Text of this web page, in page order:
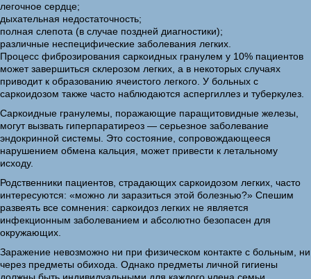
легочное сердце;
дыхательная недостаточность;
полная слепота (в случае поздней диагностики);
различные неспецифические заболевания легких.
Процесс фиброзирования саркоидных гранулем у 10% пациентов
может завершиться склерозом легких, а в некоторых случаях
приводит к образованию ячеистого легкого. У больных с
саркоидозом также часто наблюдаются аспергиллез и туберкулез.
Саркоидные гранулемы, поражающие паращитовидные железы,
могут вызвать гиперпаратиреоз — серьезное заболевание
эндокринной системы. Это состояние, сопровождающееся
нарушением обмена кальция, может привести к летальному
исходу.
Родственники пациентов, страдающих саркоидозом легких, часто
интересуются: «можно ли заразиться этой болезнью?» Спешим
развеять все сомнения: саркоидоз легких не является
инфекционным заболеванием и абсолютно безопасен для
окружающих.
Заражение невозможно ни при физическом контакте с больным, ни
через предметы обихода. Однако предметы личной гигиены